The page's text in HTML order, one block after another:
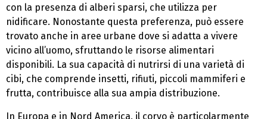
con la presenza di alberi sparsi, che utilizza per
nidificare. Nonostante questa preferenza, può essere
trovato anche in aree urbane dove si adatta a vivere
vicino all’uomo, sfruttando le risorse alimentari
disponibili. La sua capacità di nutrirsi di una varietà di
cibi, che comprende insetti, rifiuti, piccoli mammiferi e
frutta, contribuisce alla sua ampia distribuzione.
In Europa e in Nord America, il corvo è particolarmente